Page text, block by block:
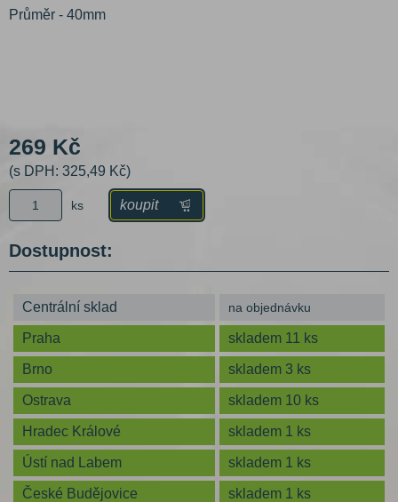
Průměr - 40mm
269 Kč
(s DPH: 325,49 Kč)
ks koupit
Dostupnost:
Centrální sklad na objednávku
Praha skladem 11 ks
Brno skladem 3 ks
Ostrava skladem 10 ks
Hradec Králové skladem 1 ks
Ústí nad Labem skladem 1 ks
České Budějovice skladem 1 ks